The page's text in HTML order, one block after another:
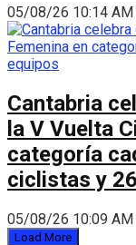
05/08/26 10:14 AM
Cantabria
la V Vuelta
categoría
ciclistas y
05/08/26 10:09 AM
Load More